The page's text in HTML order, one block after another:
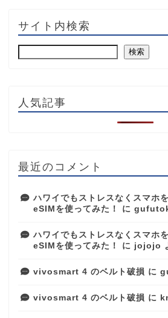
サイト内検索
検索
人気記事
最近のコメント
ハワイでもストレスなくスマホ
eSIMを使ってみた！
に
ハワイでもストレスなくスマホ
eSIMを使ってみた！
に jojojo
vivosmart 4 のベルト破損 に
vivosmart 4 のベルト破損 に